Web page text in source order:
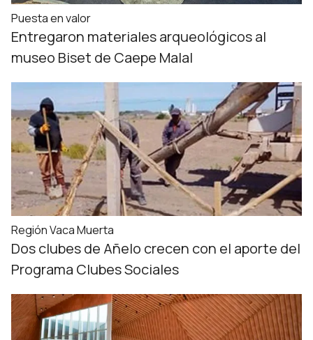
Puesta en valor
Entregaron materiales arqueológicos al
museo Biset de Caepe Malal
Región Vaca Muerta
Dos clubes de Añelo crecen con el aporte del
Programa Clubes Sociales